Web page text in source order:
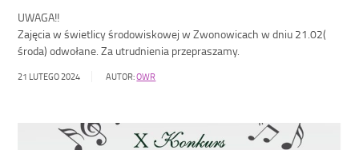
UWAGA!!
Zajęcia w świetlicy środowiskowej w Zwonowicach w dniu 21.02(
środa) odwołane. Za utrudnienia przepraszamy.
21 LUTEGO 2024 AUTOR:OWR